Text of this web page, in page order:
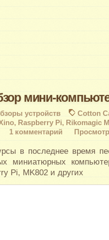
мини-
устройств
Cotton
, Raspberry Pi, Rikomagic
1 комментарий
в последнее время
миниатюрных
Pi, MK802 и других